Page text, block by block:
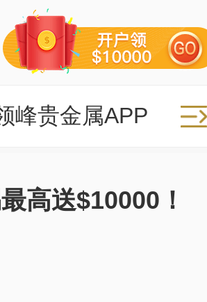
峰贵金属APP
高送$10000！